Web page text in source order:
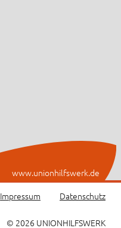
www.unionhilfswerk.de
Impressum
Datenschutz
© 2026 UNIONHILFSWERK